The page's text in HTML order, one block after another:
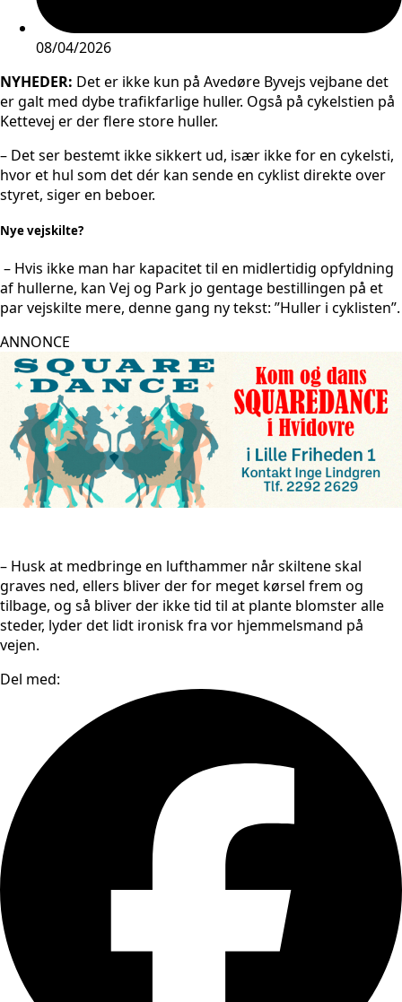
08/04/2026
NYHEDER: Det er ikke kun på Avedøre Byvejs vejbane det
er galt med dybe trafikfarlige huller. Også på cykelstien på
Kettevej er der flere store huller.
– Det ser bestemt ikke sikkert ud, især ikke for en cykelsti,
hvor et hul som det dér kan sende en cyklist direkte over
styret, siger en beboer.
Nye vejskilte?
– Hvis ikke man har kapacitet til en midlertidig opfyldning
af hullerne, kan Vej og Park jo gentage bestillingen på et
par vejskilte mere, denne gang ny tekst: ”Huller i cyklisten”.
ANNONCE
– Husk at medbringe en lufthammer når skiltene skal
graves ned, ellers bliver der for meget kørsel frem og
tilbage, og så bliver der ikke tid til at plante blomster alle
steder, lyder det lidt ironisk fra vor hjemmelsmand på
vejen.
Del med: